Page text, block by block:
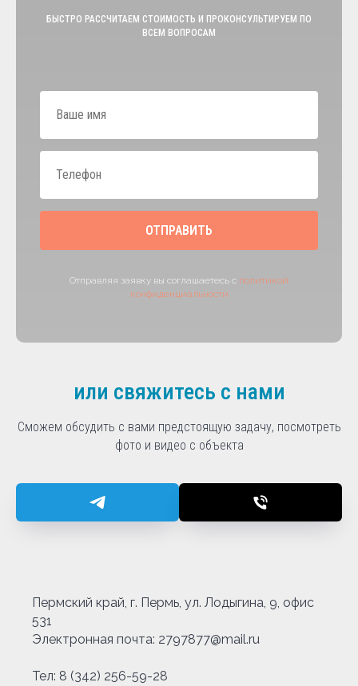
БЫСТРО РАССЧИТАЕМ СТОИМОСТЬ И ПРОКОНСУЛЬТИРУЕМ ПО
ВСЕМ ВОПРОСАМ
ОТПРАВИТЬ
Отправляя заявку вы соглашаетесь с политикой
конфиденциальности
или свяжитесь с нами
Сможем обсудить с вами предстоящую задачу, посмотреть
фото и видео с объекта
Пермский край, г. Пермь, ул. Лодыгина, 9, офис
531
Электронная почта: 2797877@mail.ru
Тел: 8 (342) 256-59-28